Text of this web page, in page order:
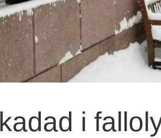
i